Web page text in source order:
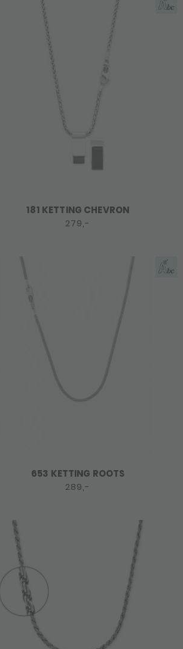
181 KETTING CHEVRON
279,-
653 KETTING ROOTS
289,-